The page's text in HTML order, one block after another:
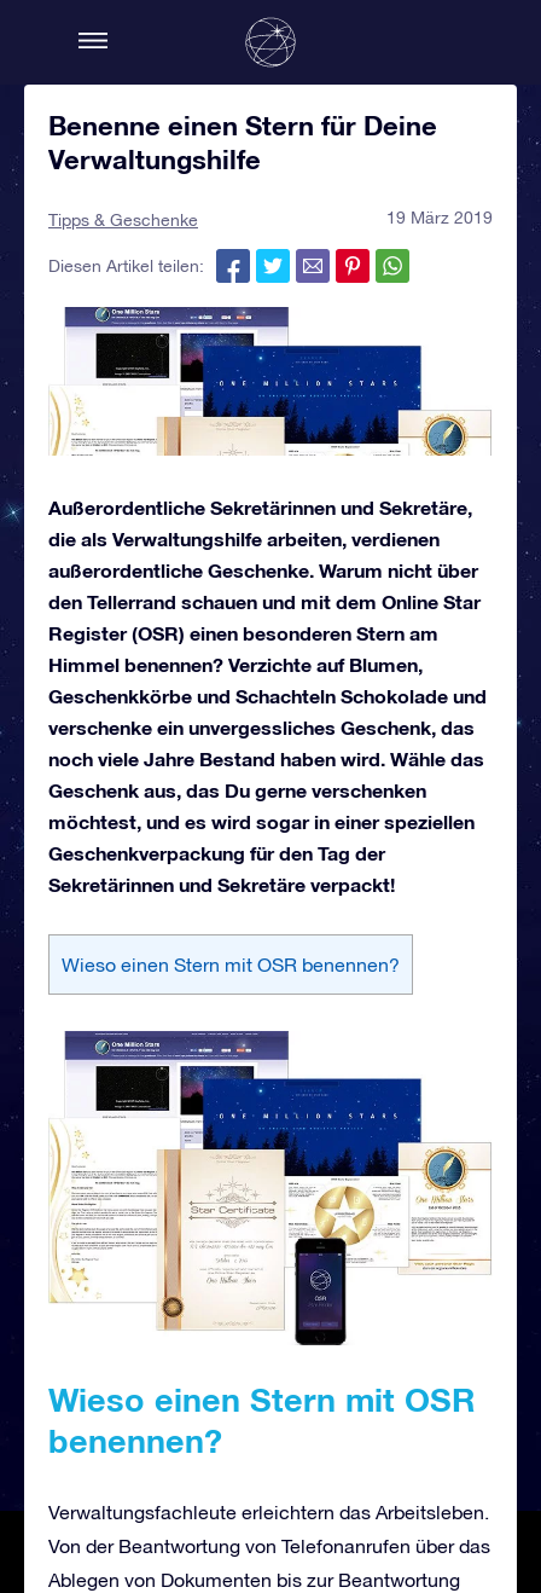
Benenne einen Stern für Deine
Verwaltungshilfe
Tipps & Geschenke 19 März 2019
Diesen Artikel teilen:
Außerordentliche Sekretärinnen und Sekretäre,
die als Verwaltungshilfe arbeiten, verdienen
außerordentliche Geschenke. Warum nicht über
den Tellerrand schauen und mit dem Online Star
Register (OSR) einen besonderen Stern am
Himmel benennen? Verzichte auf Blumen,
Geschenkkörbe und Schachteln Schokolade und
verschenke ein unvergessliches Geschenk, das
noch viele Jahre Bestand haben wird. Wähle das
Geschenk aus, das Du gerne verschenken
möchtest, und es wird sogar in einer speziellen
Geschenkverpackung für den Tag der
Sekretärinnen und Sekretäre verpackt!
Wieso einen Stern mit OSR benennen?
Wieso einen Stern mit OSR
benennen?
Verwaltungsfachleute erleichtern das Arbeitsleben.
Von der Beantwortung von Telefonanrufen über das
Ablegen von Dokumenten bis zur Beantwortung